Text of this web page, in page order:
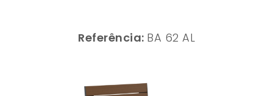
Referência: BA 62 AL